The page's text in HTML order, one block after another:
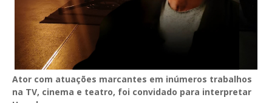
Ator com atuações marcantes em inúmeros trabalhos
na TV, cinema e teatro, foi convidado para interpretar